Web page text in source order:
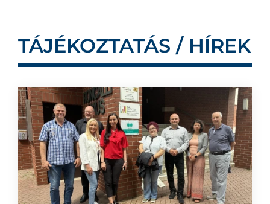
TÁJÉKOZTATÁS / HÍREK